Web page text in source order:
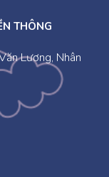
THÔNG
Lương, Nhân